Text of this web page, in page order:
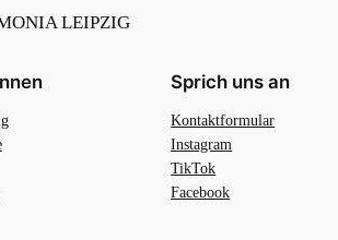
Sprich uns an
Kontaktformular
Instagram
TikTok
Facebook